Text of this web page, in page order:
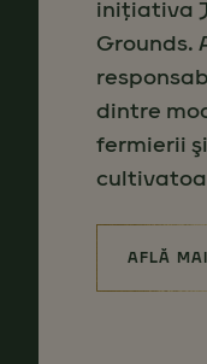
inițiativa
Grounds.
dintre
fermierii
AFLĂ